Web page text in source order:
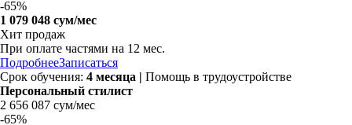
-65%
1 079 048 сум/мес
Хит продаж
При оплате частями на 12 мес.
ПодробнееЗаписаться
Срок обучения: 4 месяца | Помощь в трудоустройстве
Персональный стилист
2 656 087 сум/мес
-65%